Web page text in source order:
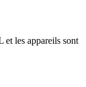
et les appareils sont